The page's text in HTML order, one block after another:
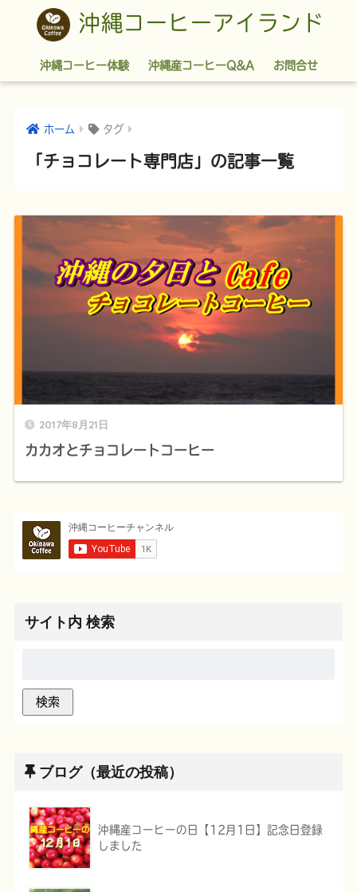
沖縄コーヒーアイランド
沖縄コーヒー体験 沖縄産コーヒーQ&A お問合せ
ホーム タグ
「チョコレート専門店」の記事一覧
2017年8月21日
カカオとチョコレートコーヒー
サイト内 検索
ブログ（最近の投稿）
沖縄産コーヒーの日【12月1日】記念日登録
しました